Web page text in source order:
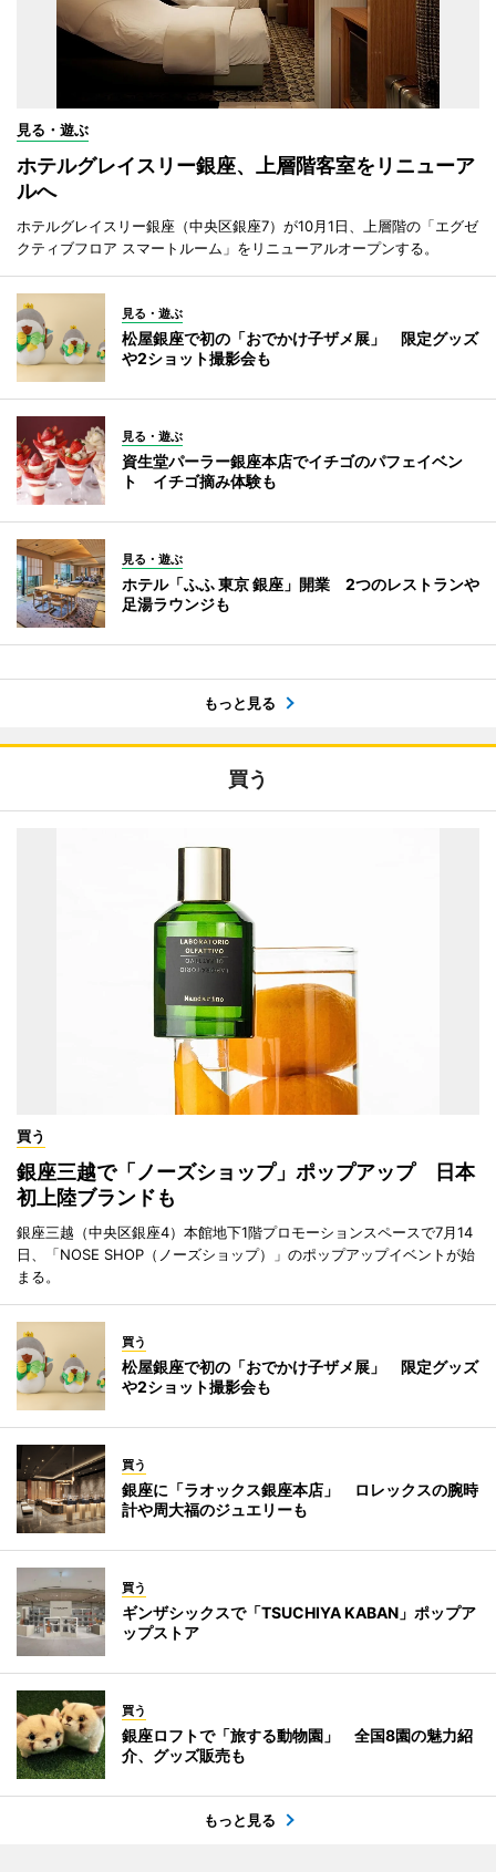
見る・遊ぶ
ホテルグレイスリー銀座、上層階客室をリニューア
ルへ
ホテルグレイスリー銀座（中央区銀座7）が10月1日、上層階の「エグゼ
クティブフロア スマートルーム」をリニューアルオープンする。
見る・遊ぶ
松屋銀座で初の「おでかけ子ザメ展」 限定グッズ
や2ショット撮影会も
見る・遊ぶ
資生堂パーラー銀座本店でイチゴのパフェイベン
ト イチゴ摘み体験も
見る・遊ぶ
ホテル「ふふ 東京 銀座」開業 2つのレストランや
足湯ラウンジも
もっと見る
買う
買う
銀座三越で「ノーズショップ」ポップアップ 日本
初上陸ブランドも
銀座三越（中央区銀座4）本館地下1階プロモーションスペースで7月14
日、「NOSE SHOP（ノーズショップ）」のポップアップイベントが始
まる。
買う
松屋銀座で初の「おでかけ子ザメ展」 限定グッズ
や2ショット撮影会も
買う
銀座に「ラオックス銀座本店」 ロレックスの腕時
計や周大福のジュエリーも
買う
ギンザシックスで「TSUCHIYA KABAN」ポップア
ップストア
買う
銀座ロフトで「旅する動物園」 全国8園の魅力紹
介、グッズ販売も
もっと見る